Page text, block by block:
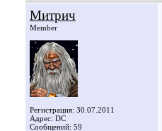
Митрич
Member
Регистрация: 30.07.2011
Адрес: DC
Сообщений: 59